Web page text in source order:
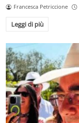
Francesca Petriccione
Leggi di più